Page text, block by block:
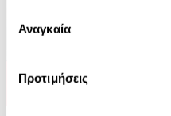
των υπηρεσιών τους.
συγκατάθεσης
Αναγκαία
Προτιμήσεις